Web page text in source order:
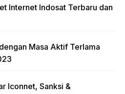
Internet Indosat Terbaru dan
Masa Aktif Terlama
Iconnet, Sanksi &